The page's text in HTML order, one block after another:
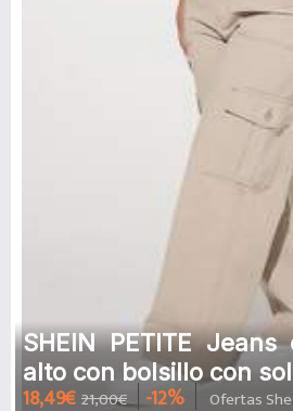
SHEIN PETITE
alto con bolsillo con
18,49€ 21,00€ -12% Ofertas